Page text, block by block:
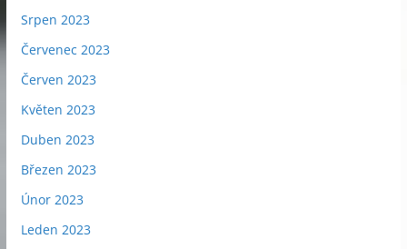
Srpen 2023
Červenec 2023
Červen 2023
Květen 2023
Duben 2023
Březen 2023
Únor 2023
Leden 2023